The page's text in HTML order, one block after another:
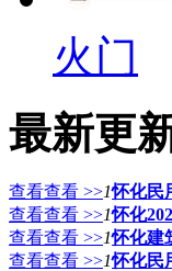
火门
最新更
查看查看 >>1怀化民
查看查看 >>1怀化
查看查看 >>1怀化建
查看查看 >>1怀化民